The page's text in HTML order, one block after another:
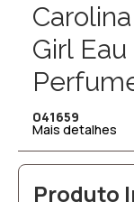
Girl
041659
Mais detalhes